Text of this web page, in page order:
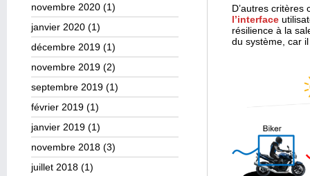
novembre 2020 (1)
janvier 2020 (1)
décembre 2019 (1)
novembre 2019 (2)
septembre 2019 (1)
février 2019 (1)
janvier 2019 (1)
novembre 2018 (3)
juillet 2018 (1)
D’autres critères
l’interface
résilience à la
du système, car